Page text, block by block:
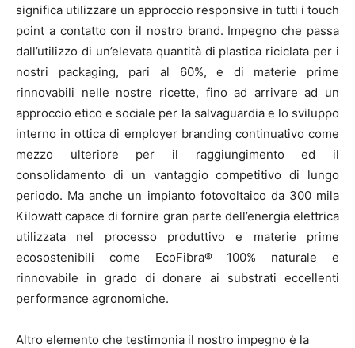
significa utilizzare un approccio responsive in tutti i touch
point a contatto con il nostro brand. Impegno che passa
dall’utilizzo di un’elevata quantità di plastica riciclata per i
nostri packaging, pari al 60%, e di materie prime
rinnovabili nelle nostre ricette, fino ad arrivare ad un
approccio etico e sociale per la salvaguardia e lo sviluppo
interno in ottica di employer branding continuativo come
mezzo ulteriore per il raggiungimento ed il
consolidamento di un vantaggio competitivo di lungo
periodo. Ma anche un impianto fotovoltaico da 300 mila
Kilowatt capace di fornire gran parte dell’energia elettrica
utilizzata nel processo produttivo e materie prime
ecosostenibili come EcoFibra® 100% naturale e
rinnovabile in grado di donare ai substrati eccellenti
performance agronomiche.
Altro elemento che testimonia il nostro impegno è la